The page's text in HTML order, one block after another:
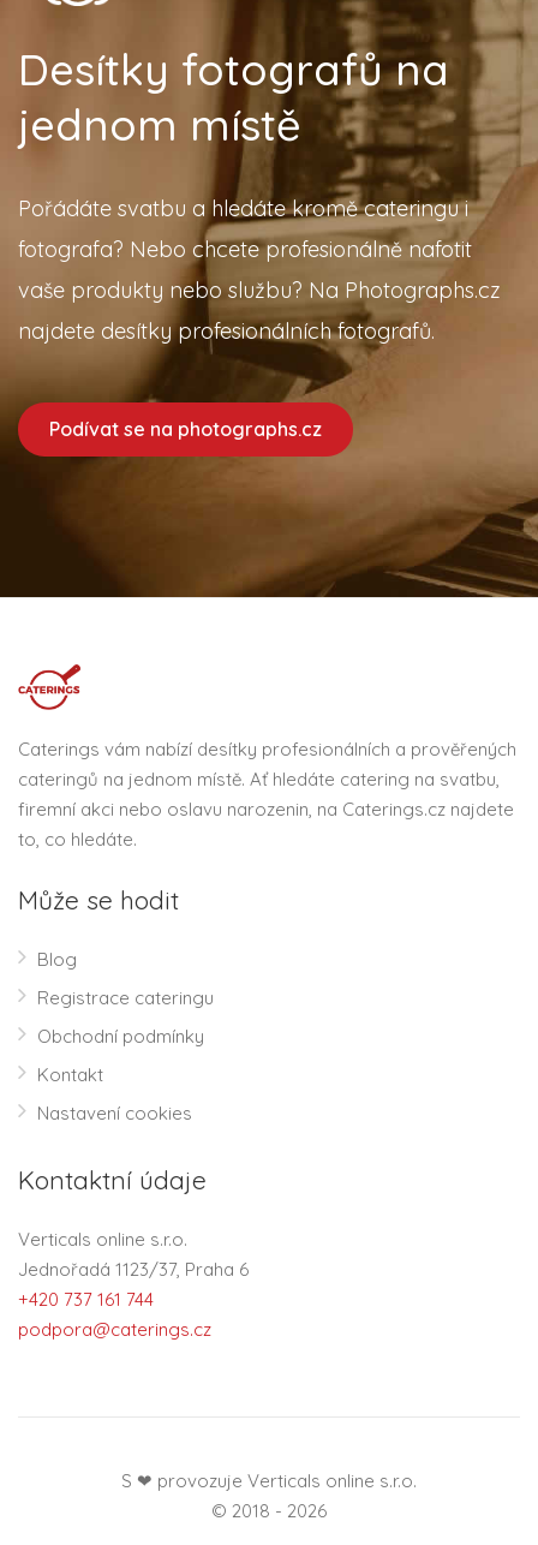
Desítky fotografů na
jednom místě
Pořádáte svatbu a hledáte kromě cateringu i
fotografa? Nebo chcete profesionálně nafotit
vaše produkty nebo službu? Na Photographs.cz
najdete desítky profesionálních fotografů.
Podívat se na photographs.cz
Caterings vám nabízí desítky profesionálních a prověřených
cateringů na jednom místě. Ať hledáte catering na svatbu,
firemní akci nebo oslavu narozenin, na Caterings.cz najdete
to, co hledáte.
Může se hodit
Blog
Registrace cateringu
Obchodní podmínky
Kontakt
Nastavení cookies
Kontaktní údaje
Verticals online s.r.o.
Jednořadá 1123/37, Praha 6
+420 737 161 744
podpora@caterings.cz
S ❤ provozuje Verticals online s.r.o.
© 2018 - 2026